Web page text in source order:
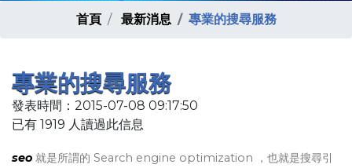
首頁 最新消息 專業的搜尋服務
專業的搜尋服務
發表時間：2015-07-08 09:17:50
已有 1919 人讀過此信息
seo 就是所謂的 Search engine optimization ，也就是搜尋引